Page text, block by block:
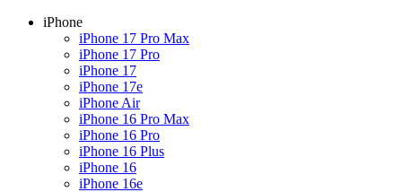
iPhone
iPhone 17 Pro Max
iPhone 17 Pro
iPhone 17
iPhone 17e
iPhone Air
iPhone 16 Pro Max
iPhone 16 Pro
iPhone 16 Plus
iPhone 16
iPhone 16e